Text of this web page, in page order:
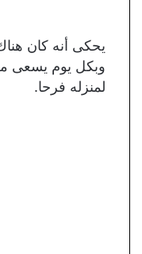
يحكى أنه كان
وبكل يوم يسعى
لمنزله فرحا.